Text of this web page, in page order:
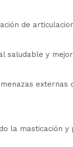
de
saludable y
externas
la masticación y